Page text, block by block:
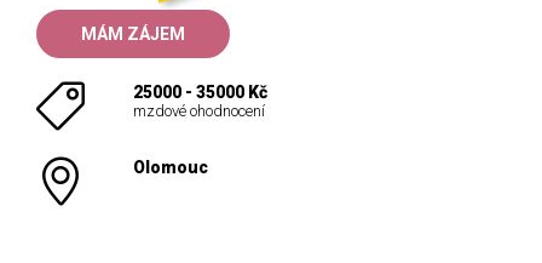
MÁM ZÁJEM
25000 - 35000 Kč
mzdové ohodnocení
Olomouc